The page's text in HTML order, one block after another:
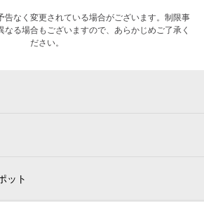
告なく変更されている場合がございます。制限事
なる場合もございますので、あらかじめご了承く
ださい。
by softbank
ット